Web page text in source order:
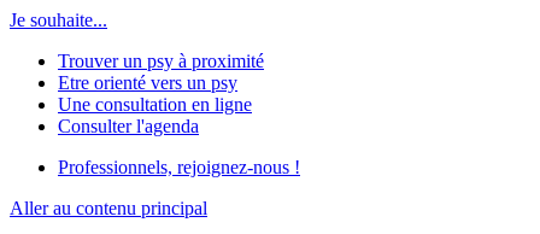
Je souhaite...
Trouver un psy à proximité
Etre orienté vers un psy
Une consultation en ligne
Consulter l'agenda
Professionnels, rejoignez-nous !
Aller au contenu principal